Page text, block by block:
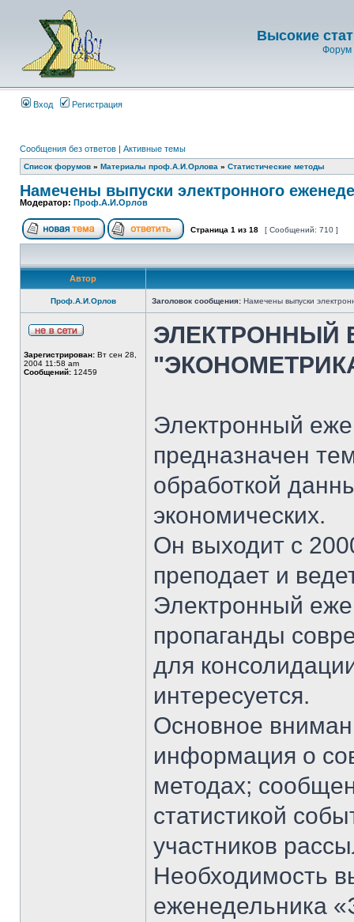
Высокие
Форум
Вход Регистрация
Сообщения без ответов | Активные темы
Список форумов » Материалы проф.А.И.Орлова » Статистические методы
Намечены выпуски электронного
Модератор: Проф.А.И.Орлов
Страница 1 из 18 [ Сообщений: 710 ]
Автор
Проф.А.И.Орлов Заголовок сообщения: Намечены выпуски
Зарегистрирован: Вт сен 28,
2004 11:58 am
Сообщений: 12459
ЭЛЕКТРОННЫЙ
Электронный
предназначен
обработкой
экономических.
Он выходит с
преподает и
Электронный
пропаганды
для
интересуется.
Основное
информация о
методах;
статистикой
участников
Необходимость
еженедельника